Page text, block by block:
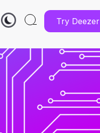
Try Deezer